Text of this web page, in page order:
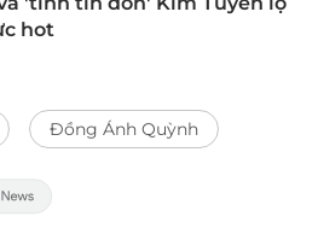
hot
Đồng Ánh Quỳnh